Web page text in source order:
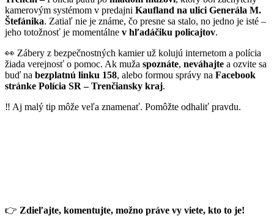
kamerovým systémom v predajni Kaufland na ulici Generála M.
Štefánika. Zatiaľ nie je známe, čo presne sa stalo, no jedno je isté –
jeho totožnosť je momentálne v hľadáčiku policajtov.
👀 Zábery z bezpečnostných kamier už kolujú internetom a polícia
žiada verejnosť o pomoc. Ak muža spoznáte, neváhajte a ozvite sa
buď na bezplatnú linku 158, alebo formou správy na Facebook
stránke Polícia SR – Trenčiansky kraj.
‼️ Aj malý tip môže veľa znamenať. Pomôžte odhaliť pravdu.
👉 Zdieľajte, komentujte, možno práve vy viete, kto to je!